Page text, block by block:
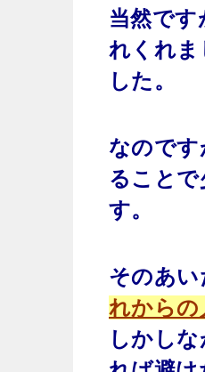
当然です
れくれま
した。
なのです
ることで
す。
そのあい
れからの
しかし